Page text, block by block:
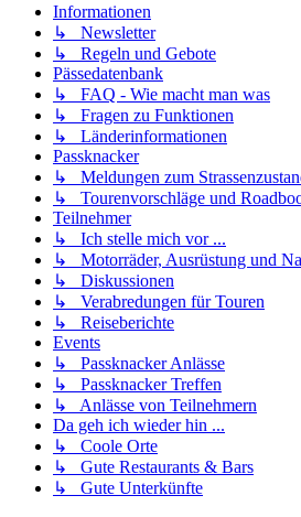
Informationen
↳ Newsletter
↳ Regeln und Gebote
Pässedatenbank
↳ FAQ - Wie macht man was
↳ Fragen zu Funktionen
↳ Länderinformationen
Passknacker
↳ Meldungen zum
↳ Tourenvorschläge und
Teilnehmer
↳ Ich stelle mich vor ...
↳ Motorräder, Ausrüstung und
↳ Diskussionen
↳ Verabredungen für Touren
↳ Reiseberichte
Events
↳ Passknacker Anlässe
↳ Passknacker Treffen
↳ Anlässe von Teilnehmern
Da geh ich wieder hin ...
↳ Coole Orte
↳ Gute Restaurants & Bars
↳ Gute Unterkünfte